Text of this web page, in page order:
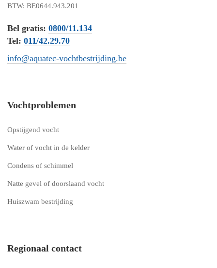
BTW: BE0644.943.201
Bel gratis: 0800/11.134
Tel: 011/42.29.70
info@aquatec-vochtbestrijding.be
Vochtproblemen
Opstijgend vocht
Water of vocht in de kelder
Condens of schimmel
Natte gevel of doorslaand vocht
Huiszwam bestrijding
Regionaal contact